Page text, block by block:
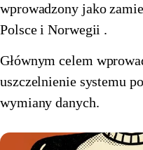
🇪🇱
Hiszpania
🇳🇱 Holandia
🇮🇪 Irlandia
🇱🇹 Litwa
🇪🇸 Hiszpania
🇳🇱 Holandia
🇮🇪 Irlandia
wprowadzony jako
Polsce i Norwegii .
Głównym celem
uszczelnienie systemu
wymiany danych.